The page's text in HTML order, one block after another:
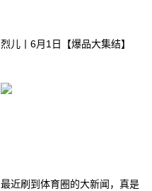
烈儿丨6月1日【爆品大集结】
最近刷到体育圈的大新闻，真是